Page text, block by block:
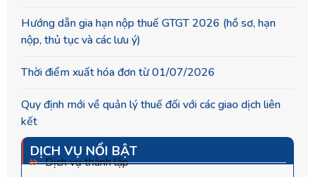
Hướng dẫn gia hạn nộp thuế GTGT 2026 (hồ sơ, hạn
nộp, thủ tục và các lưu ý)
Thời điểm xuất hóa đơn từ 01/07/2026
Quy định mới về quản lý thuế đối với các giao dịch liên
kết
DỊCH VỤ NỔI BẬT
Dịch vụ thành lập